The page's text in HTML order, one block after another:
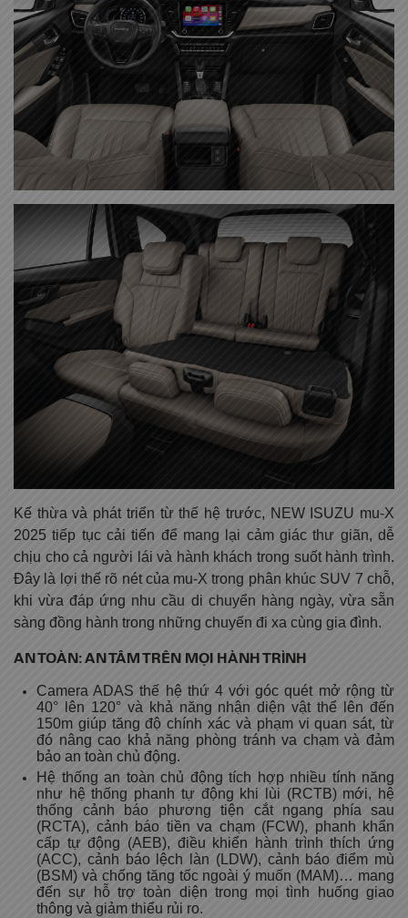
Kế thừa và phát triển từ thế hệ trước, NEW ISUZU mu-X
2025 tiếp tục cải tiến để mang lại cảm giác thư giãn, dễ
chịu cho cả người lái và hành khách trong suốt hành trình.
Đây là lợi thế rõ nét của mu-X trong phân khúc SUV 7 chỗ,
khi vừa đáp ứng nhu cầu di chuyển hàng ngày, vừa sẵn
sàng đồng hành trong những chuyến đi xa cùng gia đình.
AN TOÀN: AN TÂM TRÊN MỌI HÀNH TRÌNH
Camera ADAS thế hệ thứ 4 với góc quét mở rộng từ
40° lên 120° và khả năng nhận diện vật thể lên đến
150m giúp tăng độ chính xác và phạm vi quan sát, từ
đó nâng cao khả năng phòng tránh va chạm và đảm
bảo an toàn chủ động.
Hệ thống an toàn chủ động tích hợp nhiều tính năng
như hệ thống phanh tự động khi lùi (RCTB) mới, hệ
thống cảnh báo phương tiện cắt ngang phía sau
(RCTA), cảnh báo tiền va chạm (FCW), phanh khẩn
cấp tự động (AEB), điều khiển hành trình thích ứng
(ACC), cảnh báo lệch làn (LDW), cảnh báo điểm mù
(BSM) và chống tăng tốc ngoài ý muốn (MAM)… mang
đến sự hỗ trợ toàn diện trong mọi tình huống giao
thông và giảm thiểu rủi ro.